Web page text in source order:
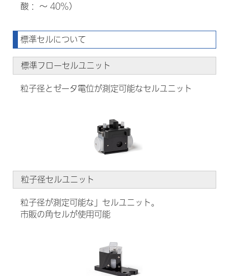
酸： ～ 40%）
標準セルについて
標準フローセルユニット
粒子径とゼータ電位が測定可能なセルユニット
粒子径セルユニット
粒子径が測定可能な」セルユニット。
市販の角セルが使用可能